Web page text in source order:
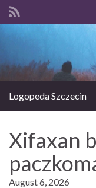
Logopeda Szczecin
Xifaxan
August 6, 2026